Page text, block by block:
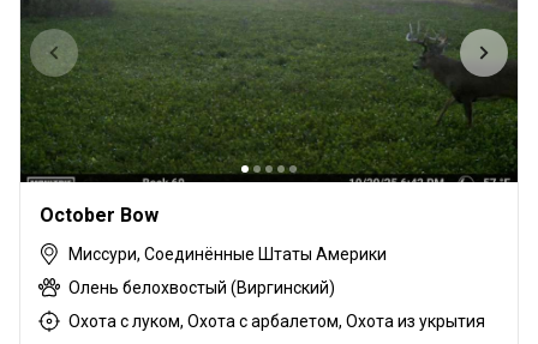
October Bow
Миссури, Соединённые Штаты Америки
Олень белохвостый (Виргинский)
Охота с луком, Охота с арбалетом, Охота из укрытия